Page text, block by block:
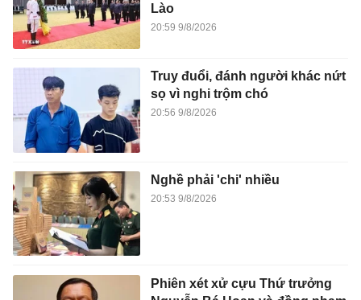
Lào
20:59 9/8/2026
Truy đuổi, đánh người khác nứt
sọ vì nghi trộm chó
20:56 9/8/2026
Nghề phải 'chi' nhiều
20:53 9/8/2026
Phiên xét xử cựu Thứ trưởng